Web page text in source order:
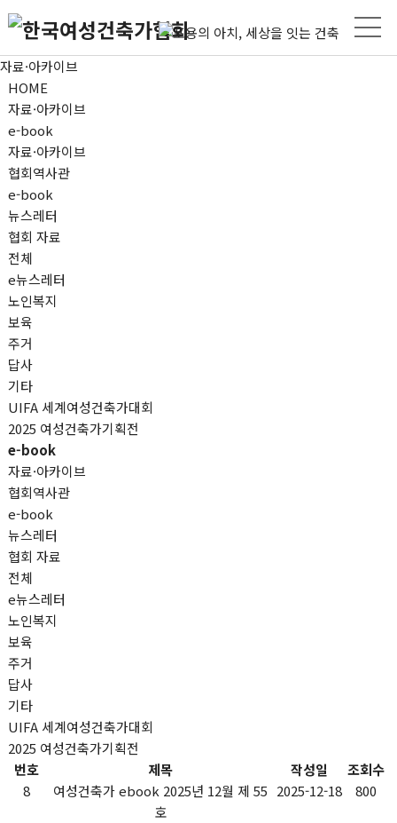
자료·아카이브
HOME
자료·아카이브
e-book
자료·아카이브
협회역사관
e-book
뉴스레터
협회 자료
전체
e뉴스레터
노인복지
보육
주거
답사
기타
UIFA 세계여성건축가대회
2025 여성건축가기획전
e-book
자료·아카이브
협회역사관
e-book
뉴스레터
협회 자료
전체
e뉴스레터
노인복지
보육
주거
답사
기타
UIFA 세계여성건축가대회
2025 여성건축가기획전
번호
제목 작성일
조회수
8
여성건축가 ebook 2025년 12월 제 55
호
2025-12-18 800